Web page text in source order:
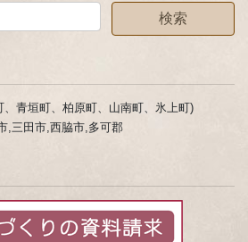
青垣町、柏原町、山南町、氷上町)
,三田市,西脇市,多可郡